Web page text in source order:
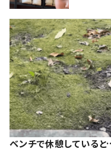
ベンチで休憩していると